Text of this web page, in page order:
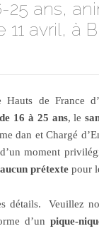
25 ans,
avril, à
de France
16 à 25 ans, le
dan et Chargé
moment
prétexte pour
détails. Veuillez
d’un pique-